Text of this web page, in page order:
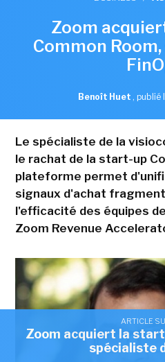
ARTICLE
Zoom acquiert la
spécialiste
Zoom
Common
Benoît Huet , publié
Le spécialiste de la
le rachat de la start-up
plateforme permet
signaux d'achat
l'efficacité des équipes
Zoom Revenue